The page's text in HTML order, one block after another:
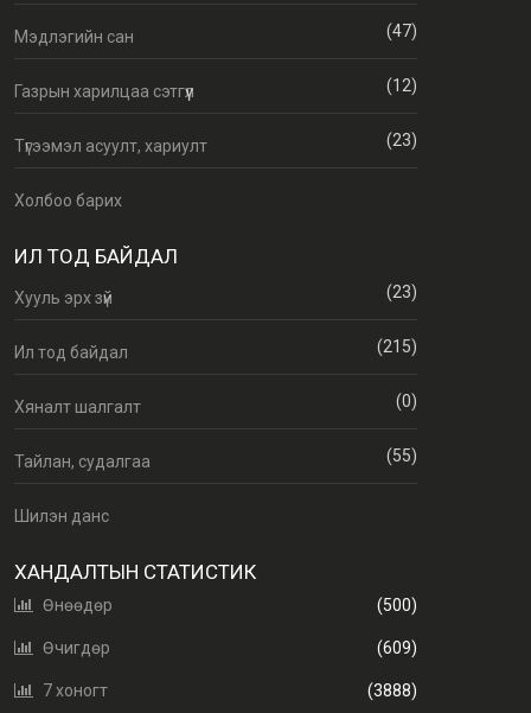
Мэдлэгийн сан (47)
Газрын харилцаа сэтгүүл (12)
Түгээмэл асуулт, хариулт (23)
Холбоо барих
ИЛ ТОД БАЙДАЛ
Хууль эрх зүй (23)
Ил тод байдал (215)
Хяналт шалгалт (0)
Тайлан, судалгаа (55)
Шилэн данс
ХАНДАЛТЫН СТАТИСТИК
Өнөөдөр (500)
Өчигдөр (609)
7 хоногт (3888)